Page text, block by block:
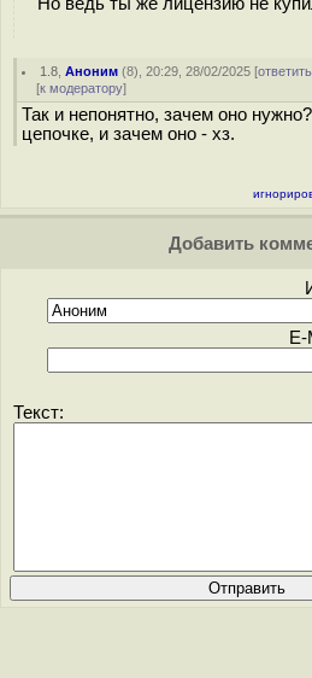
1.8 ,Аноним (8), 20:29, 28/02/2025 [ответить
[к модератору]
Так и непонятно, зачем оно
цепочке, и зачем оно - хз.
Добавить
E-
Текст: